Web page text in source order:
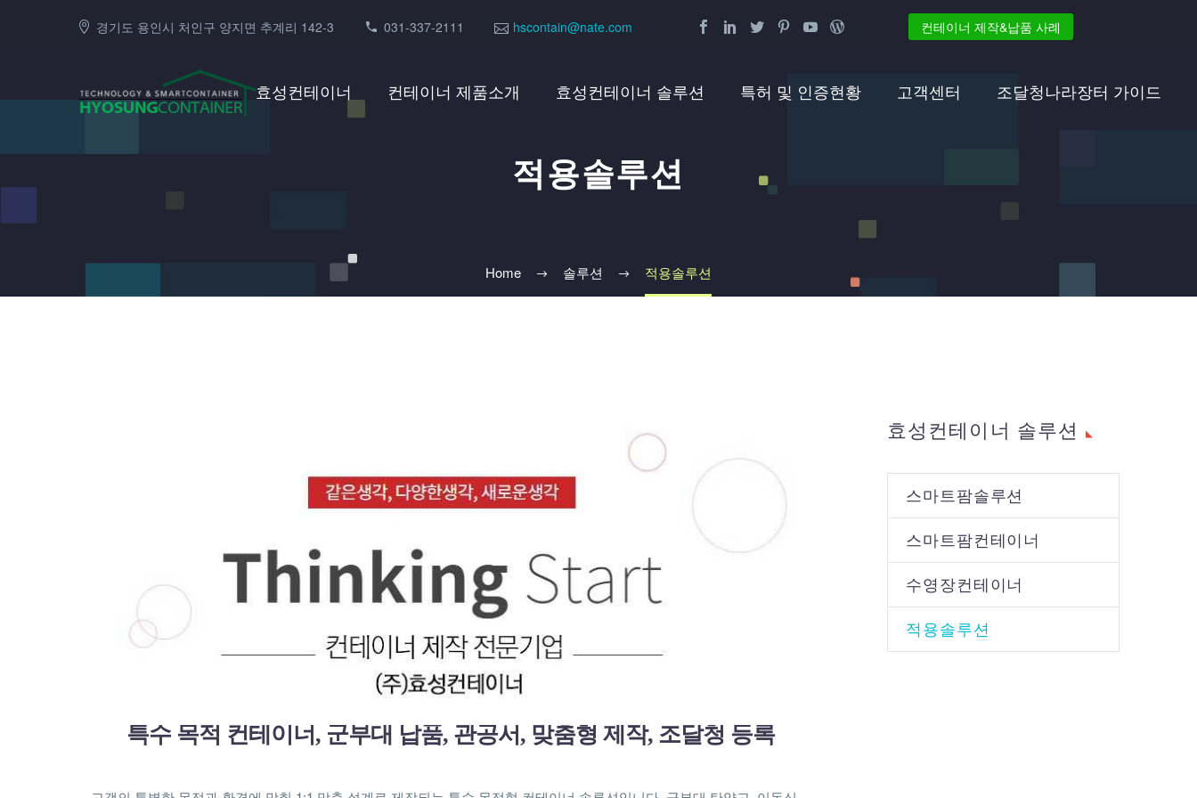
경기도 용인시 처인구 양지면 추계리 142-3 031-337-2111 hscontain@nate.com 컨테이너 제작&납품 사례
효성컨테이너 컨테이너 제품소개 효성컨테이너 솔루션 특허 및 인증현황 고객센터 조달청나라장터 가이드
적용솔루션
Home 솔루션 적용솔루션
특수 목적 컨테이너, 군부대 납품, 관공서, 맞춤형 제작, 조달청 등록
효성컨테이너 솔루션
스마트팜솔루션
스마트팜컨테이너
수영장컨테이너
적용솔루션